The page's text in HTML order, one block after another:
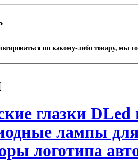
по какому-либо товару, мы
глазки DLed
лампы
логотипа